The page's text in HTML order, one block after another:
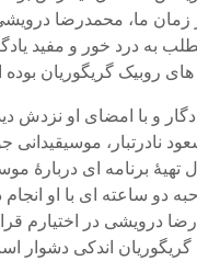
زمان ما، محمدرضا
به درد خور و مفید
روبیک گریگوریان
و با امضای او نزدش
نادرتبار، موسیقیدانی
تهیۀ برنامه ای دربارۀ
دو ساعته ای با او انجام
درویشی در اختیارم
اندکی دشوار